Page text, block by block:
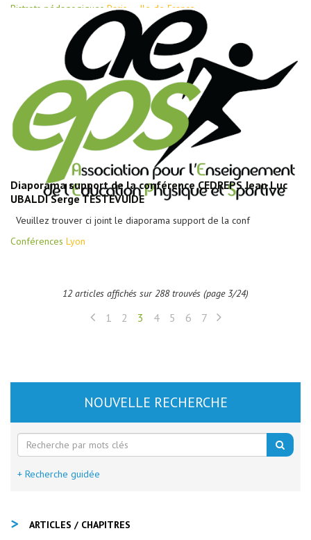
Bistrots pédagogiques Paris — Ile de France
Diaporama support de la conférence CEDREPS Jean Luc
UBALDI Serge TESTEVUIDE
Veuillez trouver ci joint le diaporama support de la conf
Conférences Lyon
12 articles affichés sur 288 trouvés (page 3/24)
1 2 3 4 5 6 7
NOUVELLE RECHERCHE
+ Recherche guidée
ARTICLES / CHAPITRES